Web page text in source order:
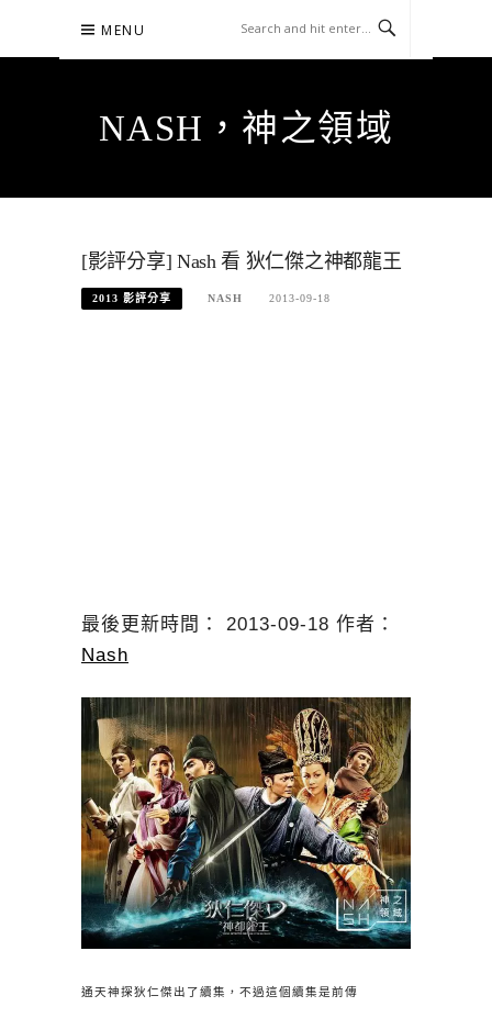
content
MENU
NASH，神之領域
[影評分享] Nash 看 狄仁傑之神都龍王
2013 影評分享 NASH 2013-09-18
最後更新時間： 2013-09-18 作者：
Nash
通天神探狄仁傑出了續集，不過這個續集是前傳